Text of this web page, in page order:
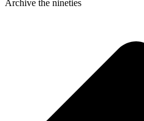
Archive the nineties